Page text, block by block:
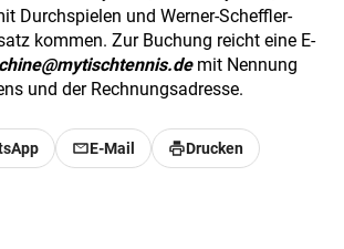
Durchspielen und Werner-Scheffler-
kommen. Zur Buchung reicht eine E-
mit Nennung
und der Rechnungsadresse.
E-Mail Drucken